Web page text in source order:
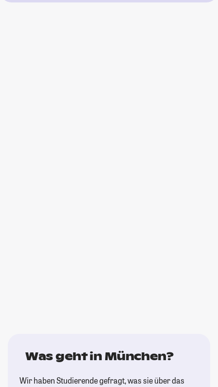
Was geht in München?
Wir haben Studierende gefragt, was sie über das